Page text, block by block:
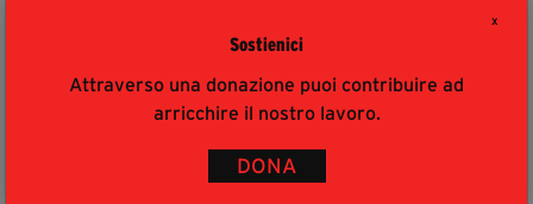
X
Sostienici
Attraverso una donazione puoi contribuire ad
arricchire il nostro lavoro.
DONA